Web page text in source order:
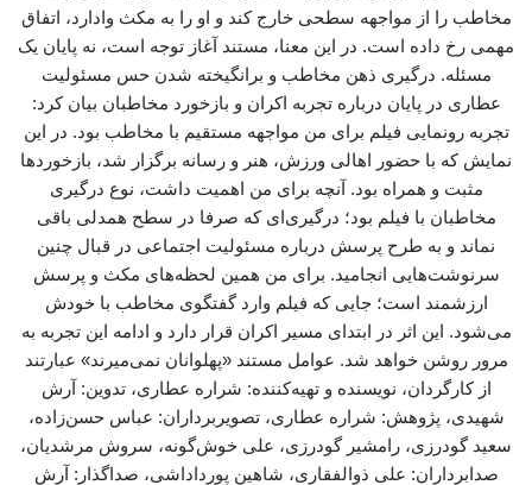
مخاطب را از مواجهه سطحی خارج کند و او را به مکث وادارد، اتفاق
مهمی رخ داده است. در این معنا، مستند آغاز توجه است، نه پایان یک
مسئله. درگیری ذهن مخاطب و برانگیخته شدن حس مسئولیت
عطاری در پایان درباره تجربه اکران و بازخورد مخاطبان بیان کرد:
تجربه رونمایی فیلم برای من مواجهه مستقیم با مخاطب بود. در این
نمایش که با حضور اهالی ورزش، هنر و رسانه برگزار شد، بازخوردها
مثبت و همراه بود. آنچه برای من اهمیت داشت، نوع درگیری
مخاطبان با فیلم بود؛ درگیری‌ای که صرفا در سطح همدلی باقی
نماند و به طرح پرسش درباره مسئولیت اجتماعی در قبال چنین
سرنوشت‌هایی انجامید. برای من همین لحظه‌های مکث و پرسش
ارزشمند است؛ جایی که فیلم وارد گفتگوی مخاطب با خودش
می‌شود. این اثر در ابتدای مسیر اکران قرار دارد و ادامه این تجربه به
مرور روشن خواهد شد. عوامل مستند «پهلوانان نمی‌میرند» عبارتند
از کارگردان، نویسنده و تهیه‌کننده: شراره عطاری، تدوین: آرش
شهیدی، پژوهش: شراره عطاری، تصویربرداران: عباس حسن‌زاده،
سعید گودرزی، رامشیر گودرزی، علی خوش‌گونه، سروش مرشدیان،
صدابرداران: علی ذوالفقاری، شاهین پورداداشی، صداگذار: آرش